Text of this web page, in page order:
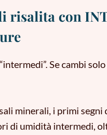
risalita con
Se cambi
minerali, i primi segni
di umidità intermedi,